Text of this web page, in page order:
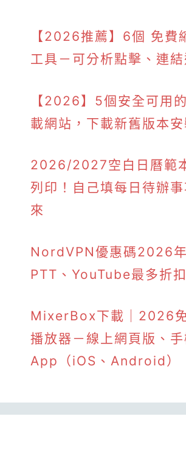
【2026推薦】6個 免費
工具－可分析點擊、連
【2026】5個安全可用
載網站，下載新舊版本安
2026/2027空白日曆範
列印！自己填每日待辦
來
NordVPN優惠碼2026年
PTT、YouTube最多折扣
MixerBox下載｜2026
播放器－線上網頁版、手
App（iOS、Android）